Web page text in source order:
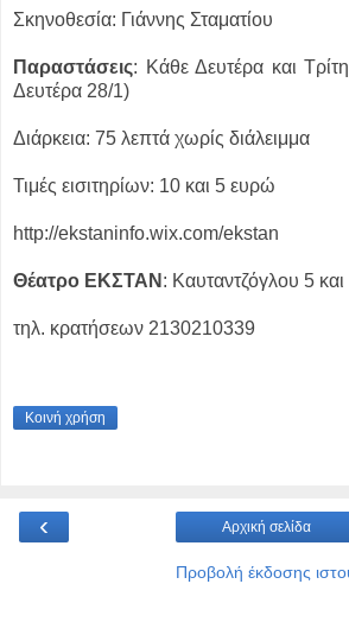
Σκηνοθεσία: Γιάννης Σταματίου
Παραστάσεις: Κάθε Δευτέρα και
Δευτέρα 28/1)
Διάρκεια: 75 λεπτά χωρίς διάλειμμα
Τιμές εισιτηρίων: 10 και 5 ευρώ
http://ekstaninfo.wix.com/ekstan
Θέατρο ΕΚΣΤΑΝ : Καυταντζόγλου 5
τηλ. κρατήσεων 2130210339
Κοινή χρήση
‹ Αρχική σελίδα
Προβολή έκδοσης